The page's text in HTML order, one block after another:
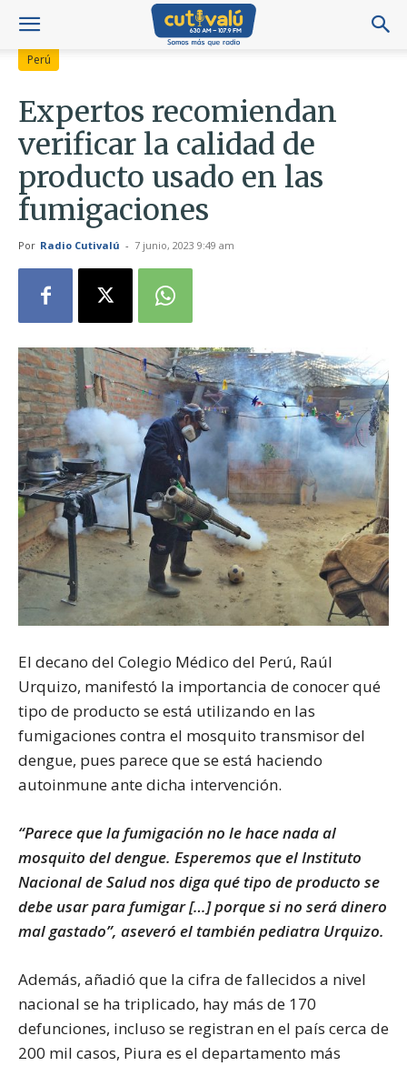
Perú
Expertos recomiendan
verificar la calidad de
producto usado en las
fumigaciones
Por Radio Cutivalú - 7 junio, 2023 9:49 am
El decano del Colegio Médico del Perú, Raúl
Urquizo, manifestó la importancia de conocer qué
tipo de producto se está utilizando en las
fumigaciones contra el mosquito transmisor del
dengue, pues parece que se está haciendo
autoinmune ante dicha intervención.
“Parece que la fumigación no le hace nada al
mosquito del dengue. Esperemos que el Instituto
Nacional de Salud nos diga qué tipo de producto se
debe usar para fumigar […] porque si no será dinero
mal gastado”, aseveró el también pediatra Urquizo.
Además, añadió que la cifra de fallecidos a nivel
nacional se ha triplicado, hay más de 170
defunciones, incluso se registran en el país cerca de
200 mil casos, Piura es el departamento más